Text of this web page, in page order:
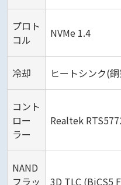
プロト
コル
NVMe 1.4
冷却 ヒートシンク(
コント
ロー
ラー
Realtek
NAND
フラッ
3D TLC (BiCS5